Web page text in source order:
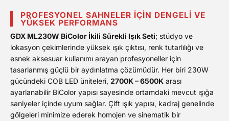
PROFESYONEL SAHNELER İÇIN DENGELI VE
YÜKSEK PERFORMANS
GDX ML230W BiColor İkili Sürekli Işık Seti; stüdyo ve
lokasyon çekimlerinde yüksek ışık çıktısı, renk tutarlılığı ve
esnek aksesuar kullanımı arayan profesyoneller için
tasarlanmış güçlü bir aydınlatma çözümüdür. Her biri 230W
gücündeki COB LED üniteleri, 2700K – 6500K arası
ayarlanabilir BiColor yapısı sayesinde ortamdaki mevcut ışığa
saniyeler içinde uyum sağlar. Çift ışık yapısı, kadraj genelinde
gölgeleri minimize ederek homojen ve sinematik bir